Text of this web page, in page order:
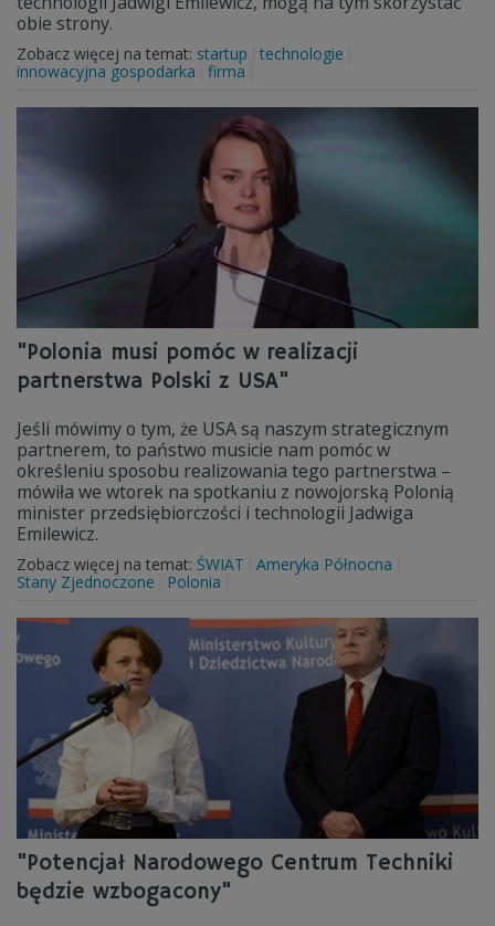
obie strony.
Zobacz więcej na temat: startup
technologie
innowacyjna gospodarka
firma
"Polonia musi pomóc w realizacji
partnerstwa Polski z USA"
Jeśli mówimy o tym, że USA są naszym strategicznym
partnerem, to państwo musicie nam pomóc w
określeniu sposobu realizowania tego partnerstwa –
mówiła we wtorek na spotkaniu z nowojorską Polonią
minister przedsiębiorczości i technologii Jadwiga
Emilewicz.
Zobacz więcej na temat: ŚWIAT
Ameryka Północna
Stany Zjednoczone
Polonia
"Potencjał Narodowego Centrum Techniki
będzie wzbogacony"